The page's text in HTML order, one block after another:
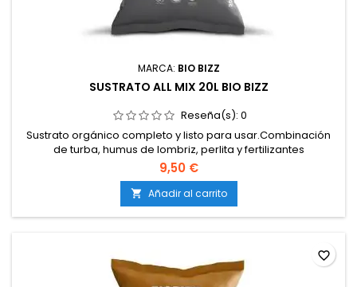
MARCA: BIO BIZZ
SUSTRATO ALL MIX 20L BIO BIZZ
Reseña(s): 0
Sustrato orgánico completo y listo para usar.Combinación
de turba, humus de lombriz, perlita y fertilizantes
naturales.Alto contenido nutritivo para las primeras semanas
de cultivo.Estimula la microvida del suelo y la absorción de
nutrientes.pH del sustrato: entre 6,6 y 7,0.EC (conductividad
eléctrica): aprox. 2,4 mS/cm.Ideal para...
9,50 €
 Añadir al carrito
favorite_border